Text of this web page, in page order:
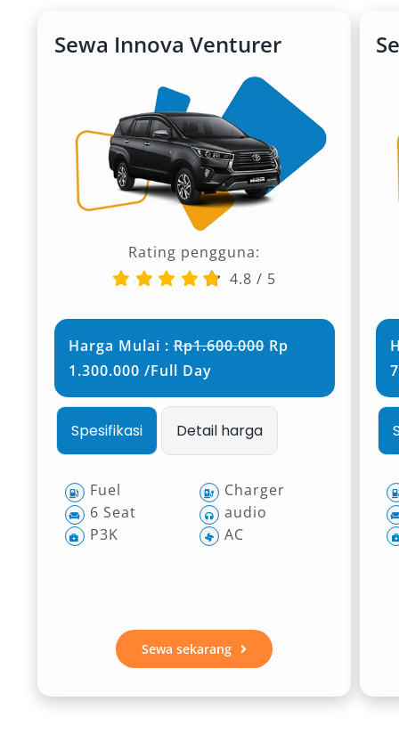
Sewa Innova Venturer
Rating pengguna:
4.8 / 5
Harga Mulai :Rp1.600.000Rp
1.300.000 /Full Day
Spesifikasi Detail harga
Fuel
6 Seat
P3K
Charger
audio
AC
Sewa sekarang